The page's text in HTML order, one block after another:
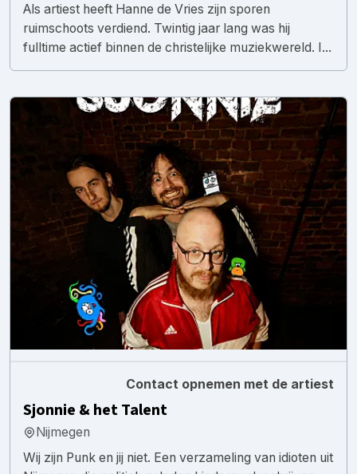
Als artiest heeft Hanne de Vries zijn sporen
ruimschoots verdiend. Twintig jaar lang was hij
fulltime actief binnen de christelijke muziekwereld. I...
Contact opnemen met de artiest
Sjonnie & het Talent
Nijmegen
Wij zijn Punk en jij niet. Een verzameling van idioten uit